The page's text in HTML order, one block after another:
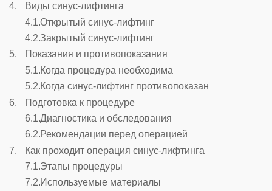
Виды синус-лифтинга
Открытый синус-лифтинг
Закрытый синус-лифтинг
Показания и противопоказания
Когда процедура необходима
Когда синус-лифтинг противопоказан
Подготовка к процедуре
Диагностика и обследования
Рекомендации перед операцией
Как проходит операция синус-лифтинга
Этапы процедуры
Используемые материалы